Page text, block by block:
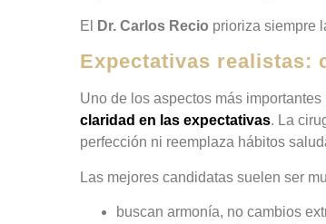
El Dr. Carlos Recio prioriza siempre
Expectativas realistas:
Uno de los aspectos más
claridad en las expectativas. La
perfección ni reemplaza hábitos
Las mejores candidatas suelen ser
buscan armonía, no cambios